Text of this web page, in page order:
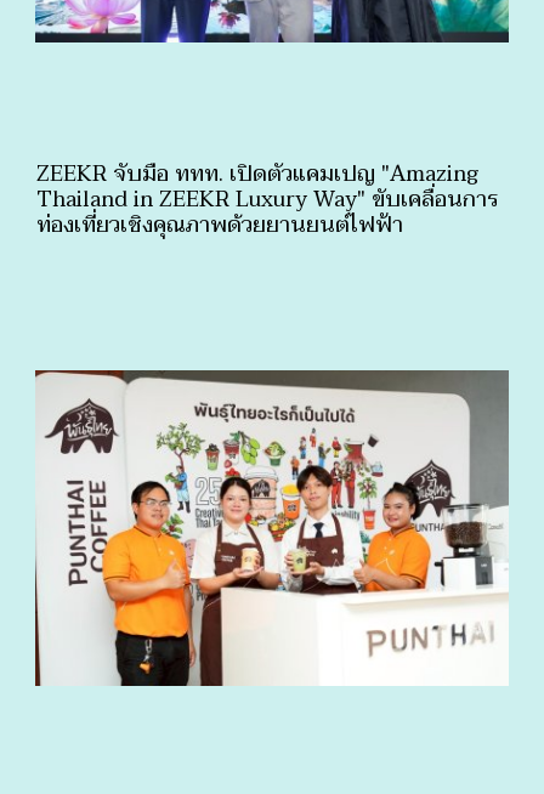
ZEEKR จับมือ ททท. เปิดตัวแคมเปญ "Amazing
Thailand in ZEEKR Luxury Way" ขับเคลื่อนการ
ท่องเที่ยวเชิงคุณภาพด้วยยานยนต์ไฟฟ้า